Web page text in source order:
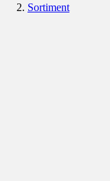
Sortiment